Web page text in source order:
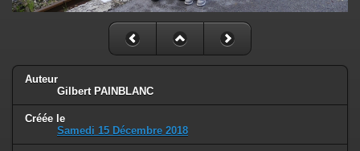
Auteur
Gilbert PAINBLANC
Créée le
Samedi 15 Décembre 2018